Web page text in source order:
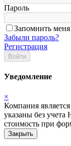
Пароль
Запомнить меня
Забыли пароль?
Регистрация
Войти
Уведомление
×
Компания
указаны без
стоимость при
Закрыть